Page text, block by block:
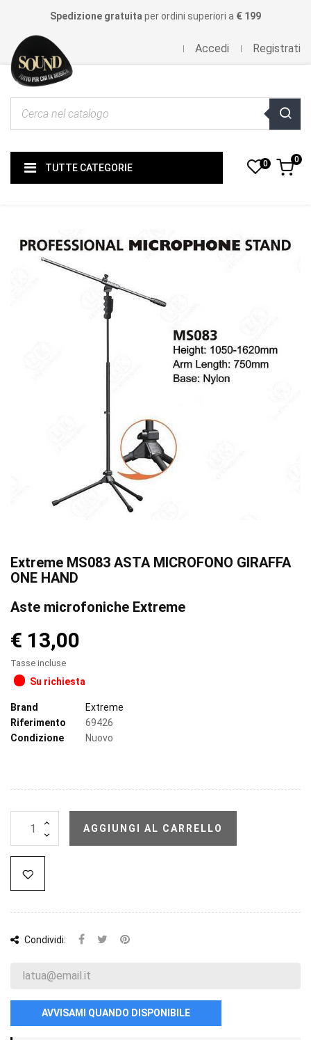
Spedizione gratuita per ordini superiori a € 199
Accedi Registrati
TUTTE CATEGORIE 0 0
Extreme MS083 ASTA MICROFONO GIRAFFA
ONE HAND
Aste microfoniche Extreme
€ 13,00
Tasse incluse
Su richiesta
Brand
Extreme
Riferimento
69426
Condizione
Nuovo
AGGIUNGI AL CARRELLO
Condividi:
AVVISAMI QUANDO DISPONIBILE